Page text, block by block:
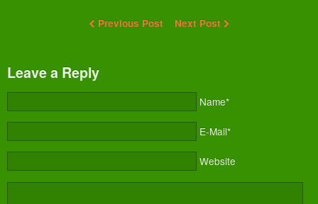
Previous Post Next Post
Leave a Reply
Name*
E-Mail*
Website